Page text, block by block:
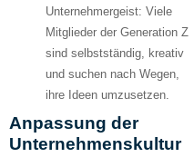
Unternehmergeist: Viele
Mitglieder der Generation Z
sind selbstständig, kreativ
und suchen nach Wegen,
ihre Ideen umzusetzen.
Anpassung der
Unternehmenskultur